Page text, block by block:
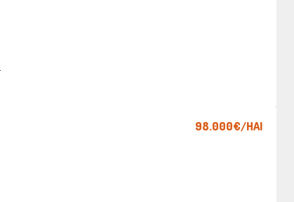
98.000€/HAI